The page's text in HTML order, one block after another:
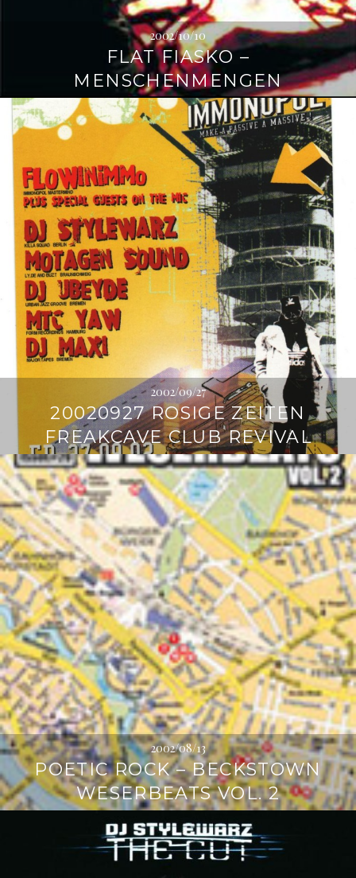
2002/10/10
FLAT FIASKO –
MENSCHENMENGEN
2002/09/27
20020927 ROSIGE ZEITEN
FREAKCAVE CLUB REVIVAL
2002/08/13
POETIC ROCK – BECKSTOWN
WESERBEATS VOL. 2